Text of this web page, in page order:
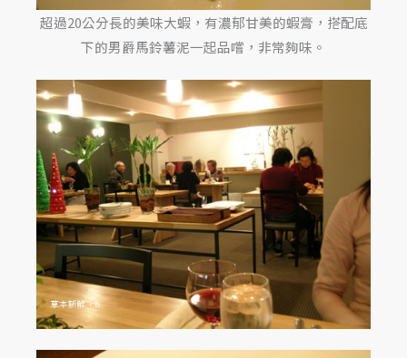
超過20公分長的美味大蝦，有濃郁甘美的蝦膏，搭配底
下的男爵馬鈴薯泥一起品嚐，非常夠味。